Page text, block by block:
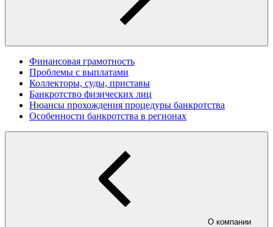
Финансовая грамотность
Проблемы с выплатами
Коллекторы, суды, приставы
Банкротство физических лиц
Нюансы прохождения процедуры банкротства
Особенности банкротства в регионах
О компании